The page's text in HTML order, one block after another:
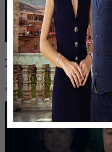
Таразда ТЭЦ
26 января, 19:36